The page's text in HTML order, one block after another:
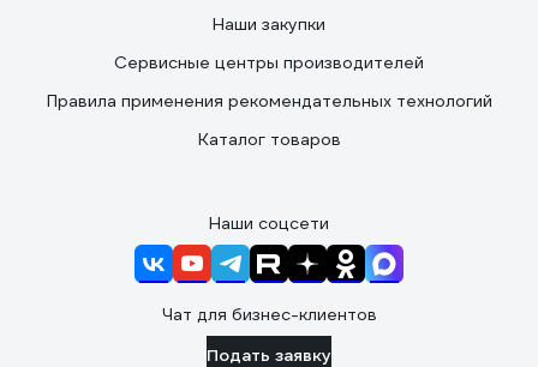
Наши закупки
Сервисные центры производителей
Правила применения рекомендательных технологий
Каталог товаров
Наши соцсети
Чат для бизнес-клиентов
Подать заявку